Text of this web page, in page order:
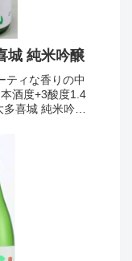
城 純米吟醸
ティな香りの中
酒度+3酸度1.4
喜城 純米吟醸
支払・送料 >
喜城 ...